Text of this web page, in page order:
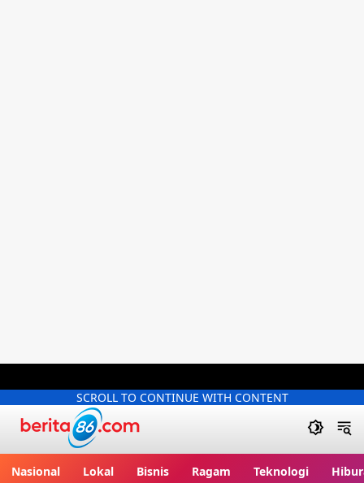
SCROLL TO CONTINUE WITH CONTENT
Nasional Lokal Bisnis Ragam Teknologi